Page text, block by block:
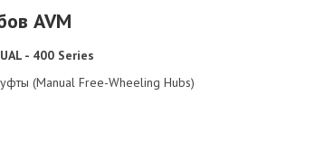
AVM
- 400 Series
(Manual Free-Wheeling Hubs)